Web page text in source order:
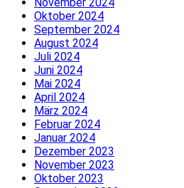
November 2024
Oktober 2024
September 2024
August 2024
Juli 2024
Juni 2024
Mai 2024
April 2024
März 2024
Februar 2024
Januar 2024
Dezember 2023
November 2023
Oktober 2023